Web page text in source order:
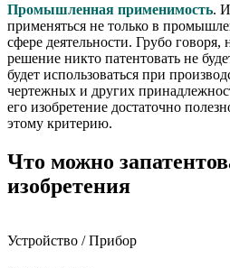
Промышленная применимость.
применяться не только в
сфере деятельности. Грубо
решение никто патентовать не
будет использоваться при
чертежных и других
его изобретение достаточно
этому критерию.
Что можно
изобретения
Устройство / Прибор